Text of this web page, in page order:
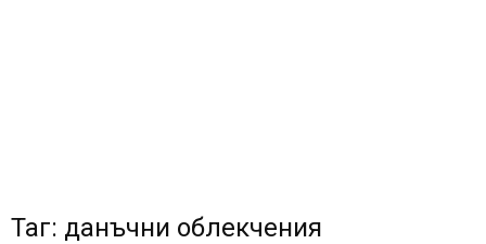
Таг: данъчни облекчения